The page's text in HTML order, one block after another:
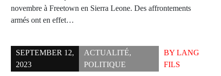
novembre à Freetown en Sierra Leone. Des affrontements
armés ont en effet…
SEPTEMBER 12,
2023
ACTUALITÉ,
POLITIQUE
BYLANG
FILS